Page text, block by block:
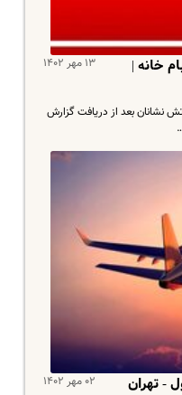
۱۳ مهر ۱۴۰۲
خانه |
نشانان بعد از دریافت گزارش
۰۲ مهر ۱۴۰۲
- تهران